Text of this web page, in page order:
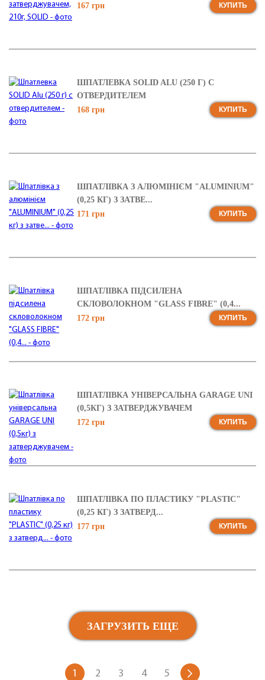
167 грн
КУПИТЬ
ШПАТЛЕВКА SOLID ALU (250 Г) С
ОТВЕРДИТЕЛЕМ
168 грн
КУПИТЬ
ШПАТЛІВКА З АЛЮМІНІЄМ "ALUMINIUM"
(0,25 КГ) З ЗАТВЕ...
171 грн
КУПИТЬ
ШПАТЛІВКА ПІДСИЛЕНА
СКЛОВОЛОКНОМ "GLASS FIBRE" (0,4...
172 грн
КУПИТЬ
ШПАТЛІВКА УНІВЕРСАЛЬНА GARAGE UNI
(0,5КГ) З ЗАТВЕРДЖУВАЧЕМ
172 грн
КУПИТЬ
ШПАТЛІВКА ПО ПЛАСТИКУ "PLASTIC"
(0,25 КГ) З ЗАТВЕРД...
177 грн
КУПИТЬ
ЗАГРУЗИТЬ ЕЩЕ
1 2 3 4 5